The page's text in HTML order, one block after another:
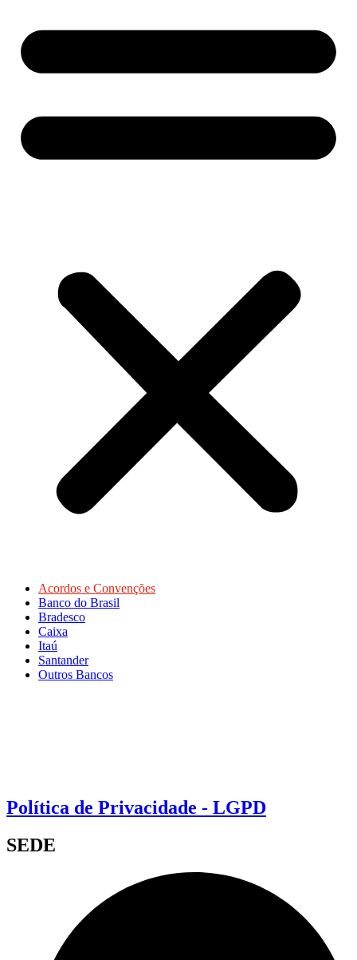
Acordos e Convenções
Banco do Brasil
Bradesco
Caixa
Itaú
Santander
Outros Bancos
Política de Privacidade - LGPD
SEDE